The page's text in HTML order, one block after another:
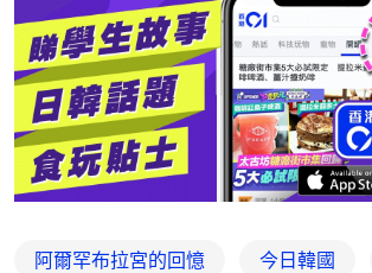
阿爾罕布拉宮的回憶 今日韓國